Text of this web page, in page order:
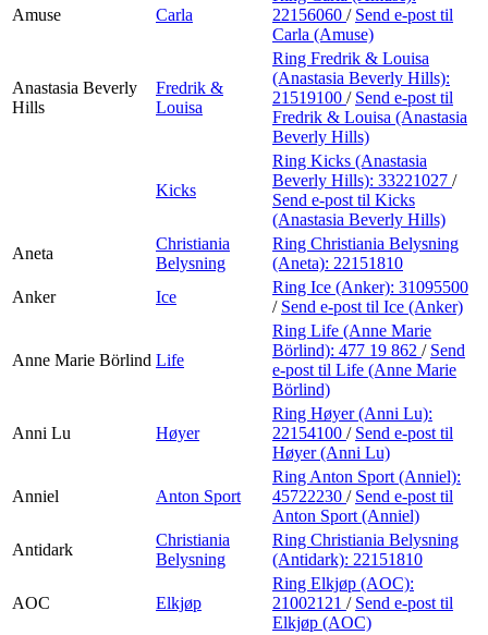
Amuse Carla
22156060 / Send e-post til
Carla (Amuse)
Anastasia Beverly
Hills
Fredrik &
Louisa
Ring Fredrik & Louisa
(Anastasia Beverly Hills):
21519100 / Send e-post til
Fredrik & Louisa (Anastasia
Beverly Hills)
Kicks
Ring Kicks (Anastasia
Beverly Hills): 33221027 /
Send e-post til Kicks
(Anastasia Beverly Hills)
Aneta
Christiania
Belysning
Ring Christiania Belysning
(Aneta): 22151810
Anker
Ice
Ring Ice (Anker): 31095500
/ Send e-post til Ice (Anker)
Anne Marie Börlind Life
Ring Life (Anne Marie
Börlind): 477 19 862 / Send
e-post til Life (Anne Marie
Börlind)
Anni Lu Høyer
Ring Høyer (Anni Lu):
22154100 / Send e-post til
Høyer (Anni Lu)
Anniel Anton Sport
Ring Anton Sport (Anniel):
45722230 / Send e-post til
Anton Sport (Anniel)
Antidark
Christiania
Belysning
Ring Christiania Belysning
(Antidark): 22151810
AOC Elkjøp
Ring Elkjøp (AOC):
21002121 / Send e-post til
Elkjøp (AOC)